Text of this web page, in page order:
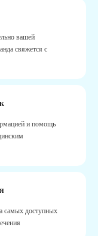
вашей
свяжется с
и помощь
самых доступных